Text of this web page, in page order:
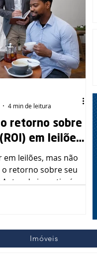
o retorno sobre
em leilões:
em leilões, mas não
retorno sobre seu
de investir, é
4 min de leitura
Imóveis